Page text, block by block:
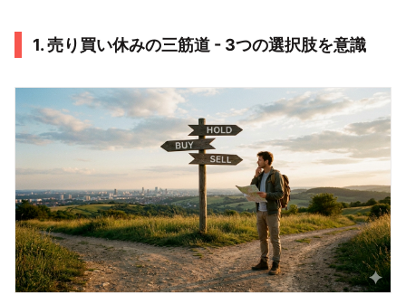
1. 売り買い休みの三筋道 - 3つの選択肢を意識